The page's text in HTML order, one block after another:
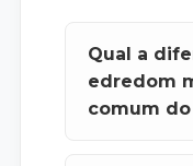
Qual a
edredom
comum do